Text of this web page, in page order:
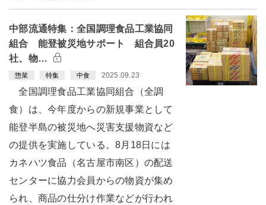
中部流通特集：全国調理食品工業協同
組合 能登被災地サポート 組合員20
社、物…
惣菜 特集 中食 2025.09.23
全国調理食品工業協同組合（全調
食）は、今年度からの新規事業として
能登半島の被災地へ災害支援物資など
の提供を実施している。8月18日には
カネハツ食品（名古屋市南区）の配送
センターに協力会員からの物資が集め
られ、商品の仕分け作業などが行われ